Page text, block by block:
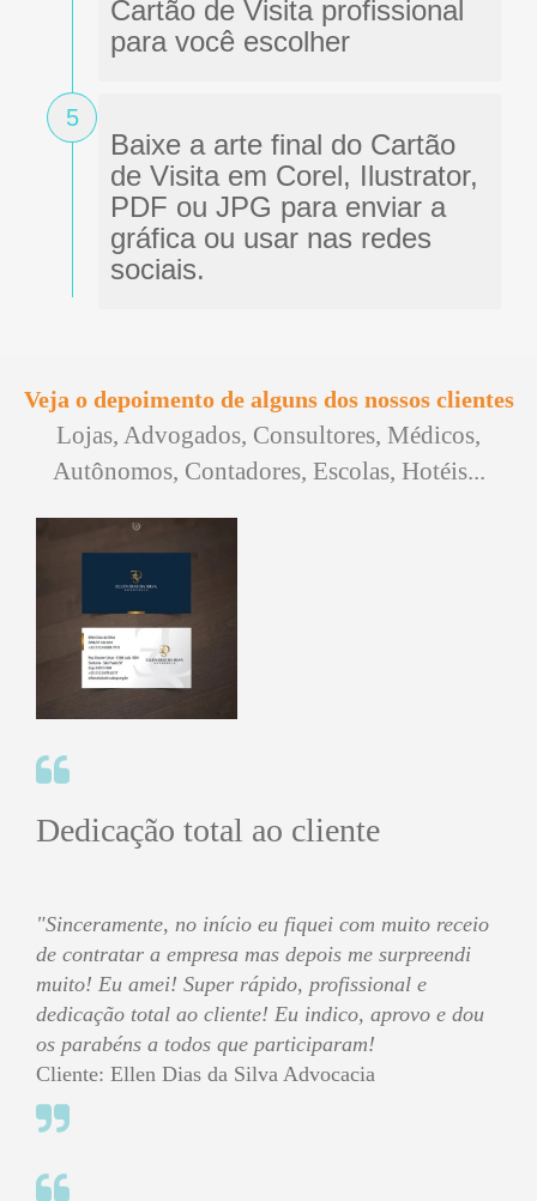
Cartão de Visita profissional
para você escolher
5
Baixe a arte final do Cartão
de Visita em Corel, Ilustrator,
PDF ou JPG para enviar a
gráfica ou usar nas redes
sociais.
Veja o depoimento de alguns dos nossos clientes
Lojas, Advogados, Consultores, Médicos,
Autônomos, Contadores, Escolas, Hotéis...
Dedicação total ao cliente
"Sinceramente, no início eu fiquei com muito receio
de contratar a empresa mas depois me surpreendi
muito! Eu amei! Super rápido, profissional e
dedicação total ao cliente! Eu indico, aprovo e dou
os parabéns a todos que participaram!
Cliente: Ellen Dias da Silva Advocacia